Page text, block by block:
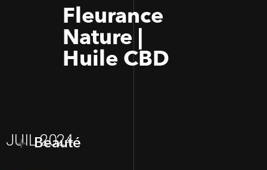
Fleurance
Nature |
Huile CBD
JUIL 2024
Beauté